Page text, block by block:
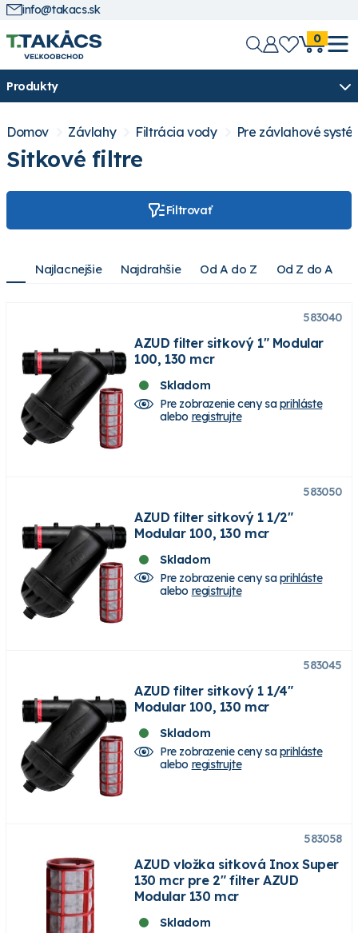
info@takacs.sk
0
Produkty
Domov Závlahy Filtrácia vody Pre závlahové
Sitkové filtre
Filtrovať
Najlacnejšie Najdrahšie Od A do Z Od Z do A
583040
AZUD filter sitkový 1" Modular
100, 130 mcr
Skladom
Pre zobrazenie ceny saprihláste
alebo registrujte
583050
AZUD filter sitkový 1 1/2"
Modular 100, 130 mcr
Skladom
Pre zobrazenie ceny saprihláste
alebo registrujte
583045
AZUD filter sitkový 1 1/4"
Modular 100, 130 mcr
Skladom
Pre zobrazenie ceny saprihláste
alebo registrujte
583058
AZUD vložka sitková Inox Super
130 mcr pre 2" filter AZUD
Modular 130 mcr
Skladom